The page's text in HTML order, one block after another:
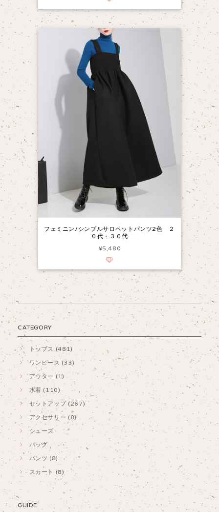
フェミニン♪シンプルサロペットパンツ2色 ２
０代・３０代
¥5,480
CATEGORY
トップス (481)
ワンピース (33)
アウター (1)
水着 (110)
セットアップ (267)
アクセサリー (8)
シューズ
バッグ
パンツ (8)
スカート (8)
GUIDE